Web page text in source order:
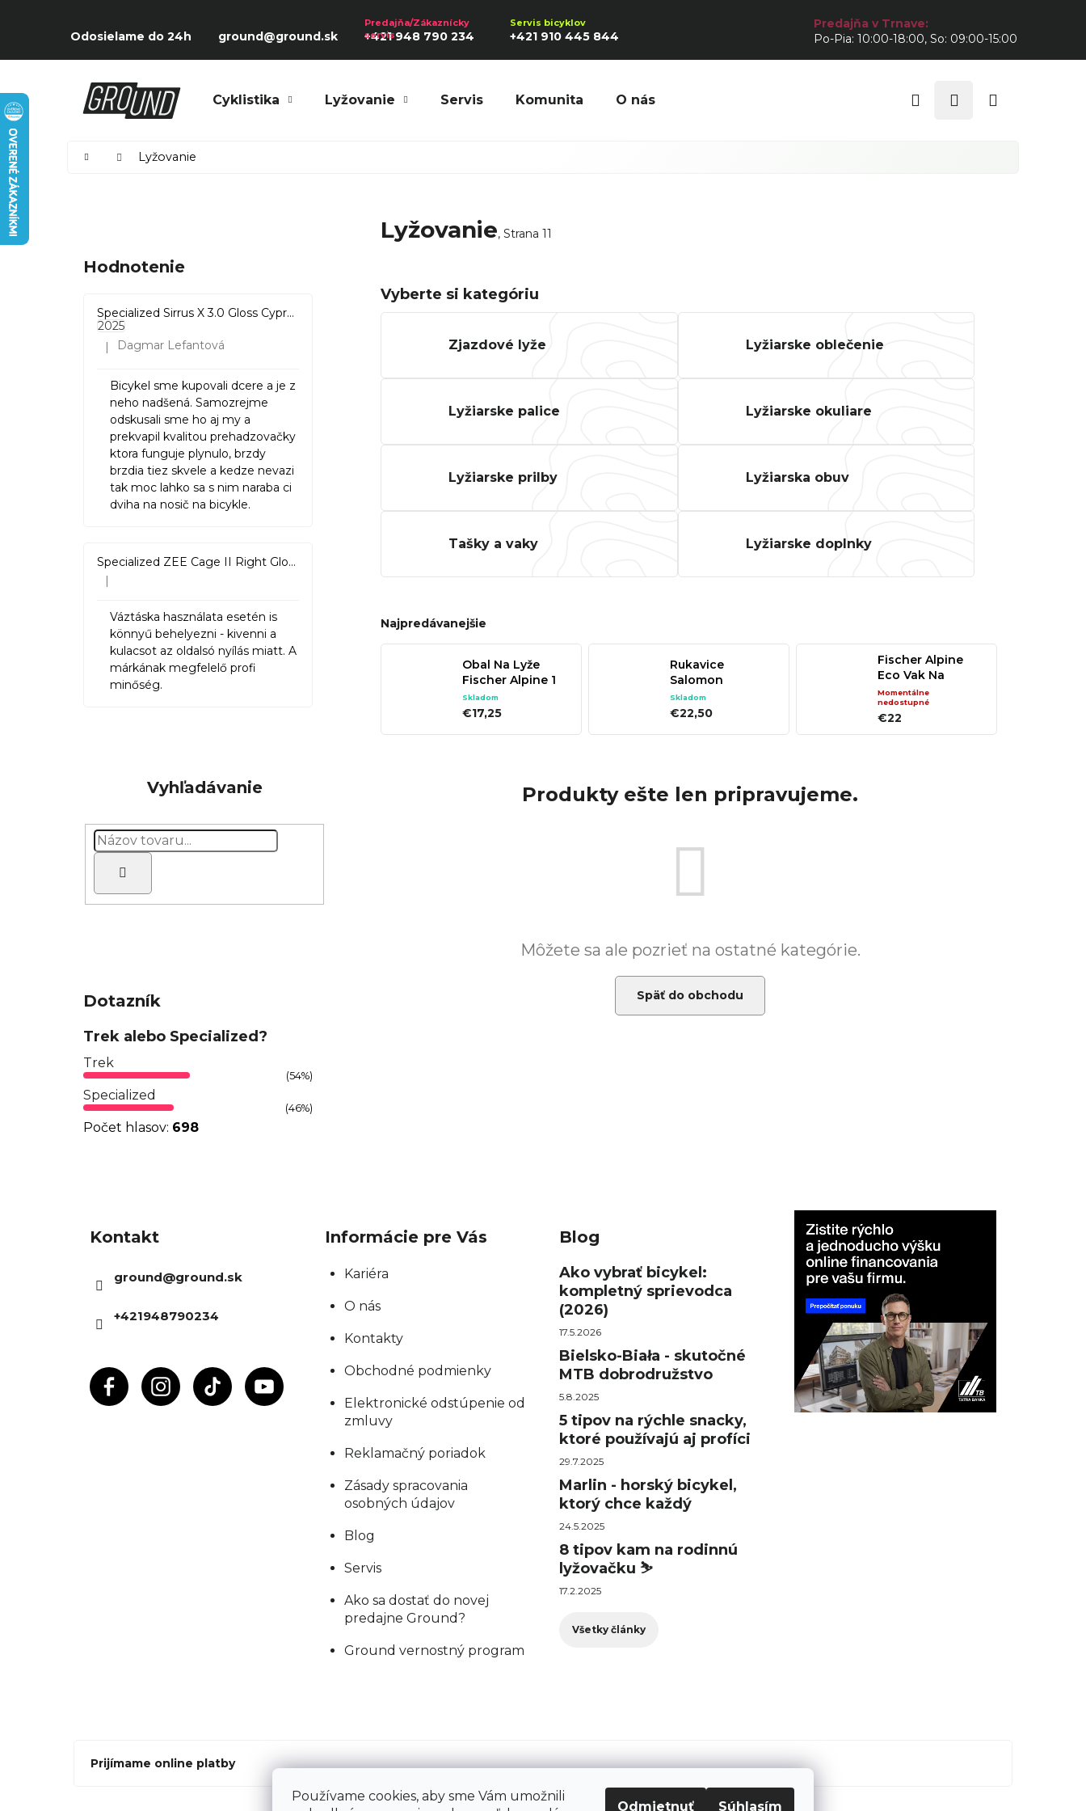
Používame cookies, aby sme Vám umožnili
Odmietnuť Súhlasím
Odosielame do 24h ground@ground.sk +421 948 790 234 +421 910 445 844
Predajňa v Trnave:
Po-Pia: 10:00-18:00, So: 09:00-15:00
Cyklistika Lyžovanie Servis Komunita O nás Hľadať Prihlásenie
DomovLyžovanie
Hodnotenie
Specialized Sirrus X 3.0 Gloss Cypress / Cool Grey Reflective
2025
Hodnotenie produktu je 5 z 5 hviezdičiek.
| Dagmar Lefantová
Bicykel sme kupovali dcere a je z
neho nadšená. Samozrejme
odskusali sme ho aj my a
prekvapil kvalitou prehadzovačky
ktora funguje plynulo, brzdy
brzdia tiez skvele a kedze nevazi
tak moc lahko sa s nim naraba ci
dviha na nosič na bicykle.
Specialized ZEE Cage II Right Gloss Black
Hodnotenie produktu je 5 z 5 hviezdičiek.
|
Váztáska használata esetén is
könnyű behelyezni - kivenni a
kulacsot az oldalsó nyílás miatt. A
márkának megfelelő profi
minőség.
Vyhľadávanie
Dotazník
Trek alebo Specialized?
Trek
(54%)
Specialized
(46%)
Počet hlasov: 698
Lyžovanie, Strana 11
Vyberte si kategóriu
Zjazdové lyže Lyžiarske oblečenie
Lyžiarske palice Lyžiarske okuliare
Lyžiarske prilby Lyžiarska obuv
Tašky a vaky Lyžiarske doplnky
Najpredávanejšie
Obal Na Lyže
Fischer Alpine 1
Pair Eco
Skladom
€17,25
Rukavice
Salomon
CROSS WARM
GLOVE U-DEEP
Skladom
€22,50
Fischer Alpine
Eco Vak Na
Lyžiarky - 1 Pár
Momentálne
nedostupné
€22
Produkty ešte len pripravujeme.
Môžete sa ale pozrieť na ostatné kategórie.
Späť do obchodu
š
í
k
Späť
do
obchodu
Späť
do
obchodu
Čo potrebujete nájsť?
Odporúčame
TREK PROCALIBER 8 FURY RED
€1 449
2026
SPECIALIZED SIRRUS X 3.0 GLOSS
2025
Kontakt
ground@ground.sk
+421948790234
Informácie pre Vás
Kariéra
O nás
Kontakty
Obchodné podmienky
Elektronické odstúpenie od
zmluvy
Reklamačný poriadok
Zásady spracovania
osobných údajov
Blog
Servis
Ako sa dostať do novej
predajne Ground?
Ground vernostný program
Blog
Ako vybrať bicykel:
kompletný sprievodca
(2026)
17.5.2026
Bielsko-Biała - skutočné
MTB dobrodružstvo
5.8.2025
5 tipov na rýchle snacky,
ktoré používajú aj profíci
29.7.2025
Marlin - horský bicykel,
ktorý chce každý
24.5.2025
8 tipov kam na rodinnú
lyžovačku ⛷️
17.2.2025
Všetky články
Prijímame online platby